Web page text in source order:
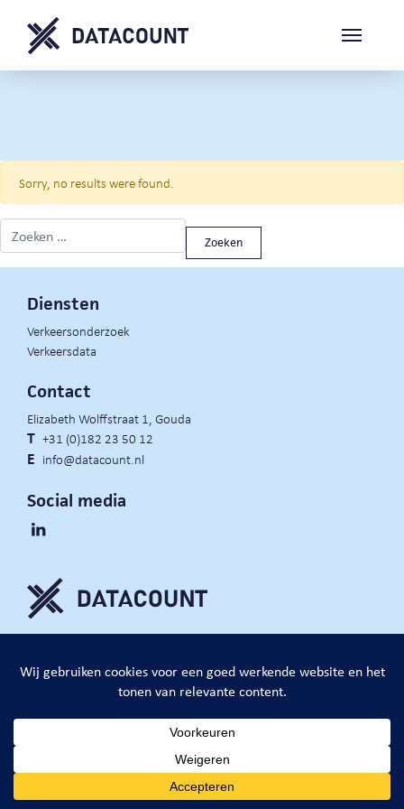
Sorry, no results were found.
Zoeken naar:
Diensten
Verkeersonderzoek
Verkeersdata
Contact
Elizabeth Wolffstraat 1, Gouda
T +31 (0)182 23 50 12
E info@datacount.nl
Social media
DataCount B.V.
privacy policy
algemene voorwaarden